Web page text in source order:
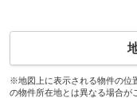
※地図上に表示される物件の位
の物件所在地とは異なる場合が